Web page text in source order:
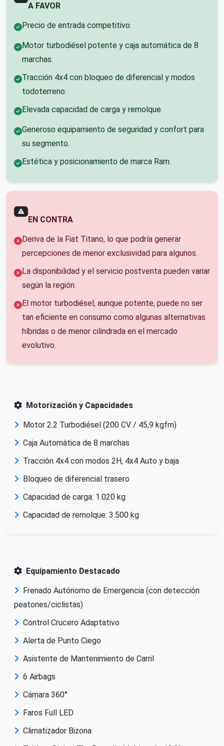
A FAVOR
Precio de entrada competitivo.
Motor turbodiésel potente y caja automática de 8
marchas.
Tracción 4x4 con bloqueo de diferencial y modos
todoterreno.
Elevada capacidad de carga y remolque.
Generoso equipamiento de seguridad y confort para
su segmento.
Estética y posicionamiento de marca Ram.
EN CONTRA
Deriva de la Fiat Titano, lo que podría generar
percepciones de menor exclusividad para algunos.
La disponibilidad y el servicio postventa pueden variar
según la región.
El motor turbodiésel, aunque potente, puede no ser
tan eficiente en consumo como algunas alternativas
híbridas o de menor cilindrada en el mercado
evolutivo.
Motorización y Capacidades
Motor 2.2 Turbodiésel (200 CV / 45,9 kgfm)
Caja Automática de 8 marchas
Tracción 4x4 con modos 2H, 4x4 Auto y baja
Bloqueo de diferencial trasero
Capacidad de carga: 1.020 kg
Capacidad de remolque: 3.500 kg
Equipamiento Destacado
Frenado Autónomo de Emergencia (con detección
peatones/ciclistas)
Control Crucero Adaptativo
Alerta de Punto Ciego
Asistente de Mantenimiento de Carril
6 Airbags
Cámara 360°
Faros Full LED
Climatizador Bizona